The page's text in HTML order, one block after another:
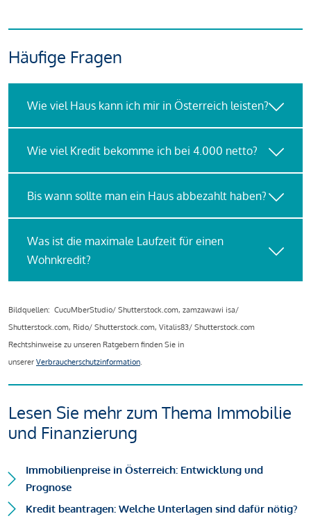
Häufige Fragen
Wie viel Haus kann ich mir in Österreich leisten?
Wie viel Kredit bekomme ich bei 4.000 netto?
Bis wann sollte man ein Haus abbezahlt haben?
Was ist die maximale Laufzeit für einen
Wohnkredit?
Bildquellen: CucuMberStudio/ Shutterstock.com, zamzawawi isa/
Shutterstock.com, Rido/ Shutterstock.com, Vitalis83/ Shutterstock.com
Rechtshinweise zu unseren Ratgebern finden Sie in
unserer Verbraucherschutzinformation.
Lesen Sie mehr zum Thema Immobilie
und Finanzierung
Immobilienpreise in Österreich: Entwicklung und
Prognose
Kredit beantragen: Welche Unterlagen sind dafür nötig?